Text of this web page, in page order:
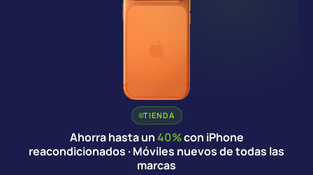
TIENDA
Ahorra hasta un40%con iPhone
reacondicionados · Móviles nuevos de todas las
marcas